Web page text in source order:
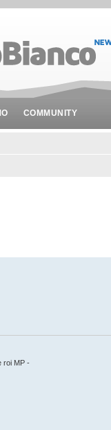
COMMUNITY
roi MP -